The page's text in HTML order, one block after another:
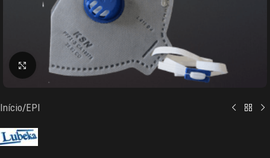
Clique para ampliar
Início/EPI